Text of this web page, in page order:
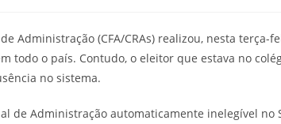
Administração (CFA/CRAs) realizou, nesta terça-
todo o país. Contudo, o eleitor que estava no
no sistema.
de Administração automaticamente inelegível no